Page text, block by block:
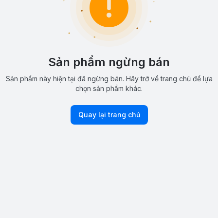
Sản phẩm ngừng bán
Sản phẩm này hiện tại đã ngừng bán. Hãy trở về trang chủ để lựa
chọn sản phẩm khác.
Quay lại trang chủ